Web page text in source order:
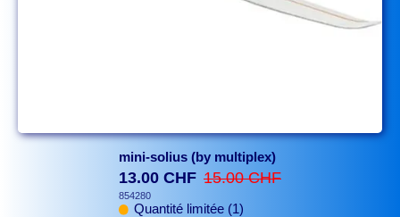
mini-solius (by multiplex)
13.00 CHF 15.00 CHF
854280
Quantité limitée (1)